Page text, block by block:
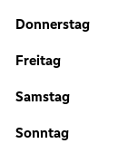
Donnerstag
Freitag
Samstag
Sonntag